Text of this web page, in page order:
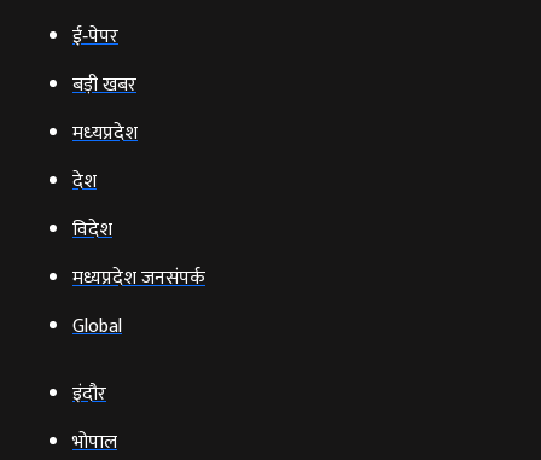
ई‑पेपर
बड़ी खबर
मध्‍यप्रदेश
देश
विदेश
मध्यप्रदेश जनसंपर्क
Global
इंदौर
भोपाल